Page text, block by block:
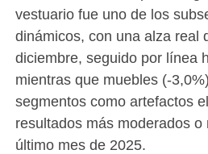
vestuario fue uno de los
dinámicos, con una alza real
diciembre, seguido por línea
mientras que muebles (-
segmentos como artefactos
resultados más moderados o
último mes de 2025.